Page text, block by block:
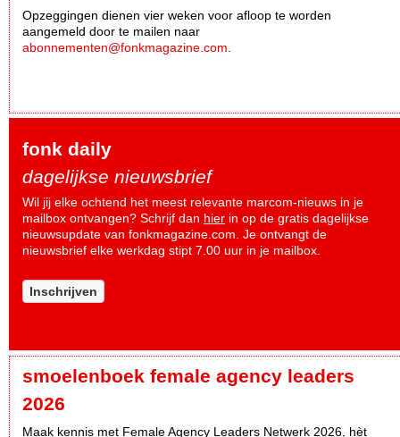
Opzeggingen dienen vier weken voor afloop te worden
aangemeld door te mailen naar
abonnementen@fonkmagazine.com.
fonk daily
dagelijkse nieuwsbrief
Wil jij elke ochtend het meest relevante marcom-nieuws in je
mailbox ontvangen? Schrijf dan hier in op de gratis dagelijkse
nieuwsupdate van fonkmagazine.com. Je ontvangt de
nieuwsbrief elke werkdag stipt 7.00 uur in je mailbox.
Inschrijven
smoelenboek female agency leaders
2026
Maak kennis met Female Agency Leaders Netwerk 2026, hèt